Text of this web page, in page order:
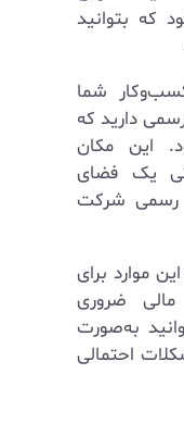
که بتوانید
شما
دارید که
این مکان
یک فضای
رسمی شرکت
موارد برای
مالی ضروری
به‌صورت
احتمالی